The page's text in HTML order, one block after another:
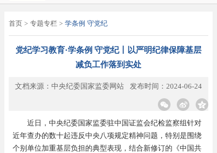
首页 > 专题专栏> 学条例 守党纪
党纪学习教育·学条例 守党纪丨以严明纪律保障基层
减负工作落到实处
文档来源：中央纪委国家监委网站 发布时间：2024-06-24
近日，中央纪委国家监委驻中国证监会纪检监察组针对
近年查办的数十起违反中央八项规定精神问题，特别是围绕
个别单位加重基层负担的典型表现，结合新修订的《中国共